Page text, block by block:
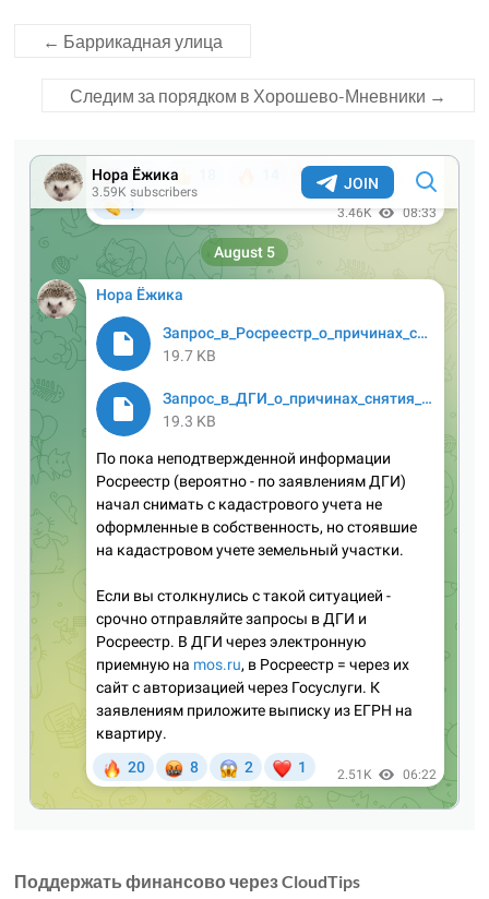
← Баррикадная улица
Следим за порядком в Хорошево-Мневники →
Поддержать финансово через CloudTips